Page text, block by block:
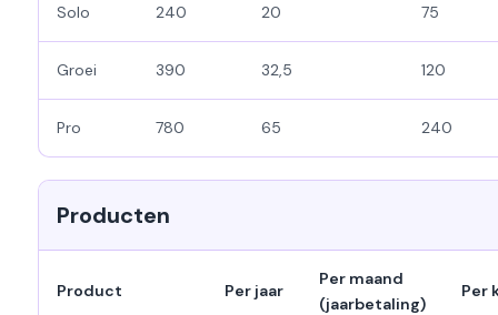
Solo 240 20 75
Groei 390 32,5 120
Pro 780 65 240
Producten
Product Per jaar
Per maand
(jaarbetaling)
Per